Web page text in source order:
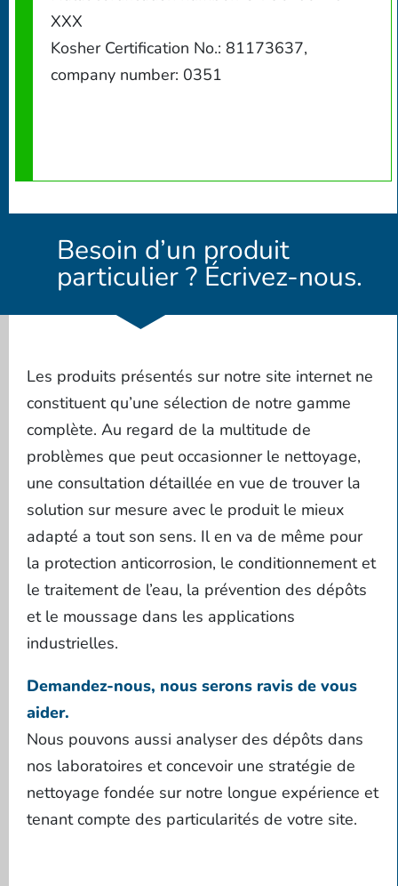
XXX
Kosher Certification No.: 81173637,
company number: 0351
Besoin d’un produit
particulier ? Écrivez-nous.
Les produits présentés sur notre site internet ne
constituent qu’une sélection de notre gamme
complète. Au regard de la multitude de
problèmes que peut occasionner le nettoyage,
une consultation détaillée en vue de trouver la
solution sur mesure avec le produit le mieux
adapté a tout son sens. Il en va de même pour
la protection anticorrosion, le conditionnement et
le traitement de l’eau, la prévention des dépôts
et le moussage dans les applications
industrielles.
Demandez-nous, nous serons ravis de vous
aider.
Nous pouvons aussi analyser des dépôts dans
nos laboratoires et concevoir une stratégie de
nettoyage fondée sur notre longue expérience et
tenant compte des particularités de votre site.